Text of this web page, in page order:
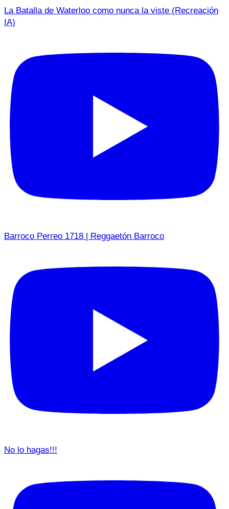
La Batalla de Waterloo como nunca la viste (Recreación
IA)
Barroco Perreo 1718 | Reggaetón Barroco
No lo hagas!!!